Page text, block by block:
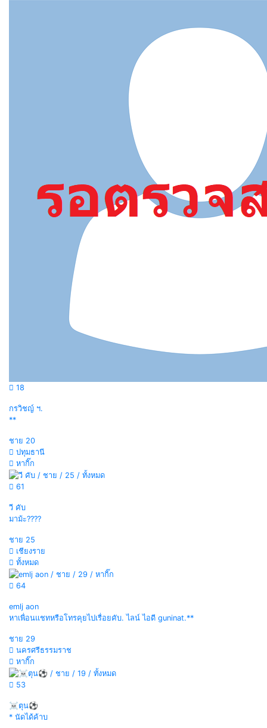
18
กรวิชญ์ ฯ.
**
ชาย 20
ปทุมธานี
หากิ๊ก
61
วี คับ
มาม้ะ????
ชาย 25
เชียงราย
ทั้งหมด
64
emlj aon
หาเพื่อนแชทหรือโทรคุยไปเรื่อยคับ. ไลน์ ไอดี guninat.**
ชาย 29
นครศรีธรรมราช
หากิ๊ก
53
☠️ตุน⚽
* นัดได้ค้าบ